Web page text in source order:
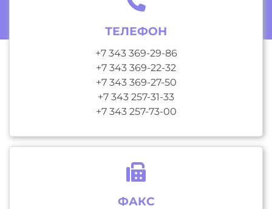
ТЕЛЕФОН
+7 343 369-29-86
+7 343 369-22-32
+7 343 369-27-50
+7 343 257-31-33
+7 343 257-73-00
ФАКС